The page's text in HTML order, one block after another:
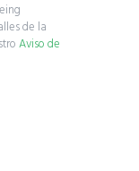
de la
Aviso de